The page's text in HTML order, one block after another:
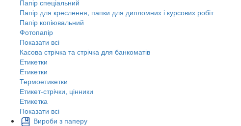
Папір спеціальний
Папір для креслення, папки для дипломних і курсових робіт
Папір копіювальний
Фотопапір
Показати всі
Касова стрічка та стрічка для банкоматів
Етикетки
Етикетки
Термоетикетки
Етикет-стрічки, цінники
Етикетка
Показати всі
Вироби з паперу